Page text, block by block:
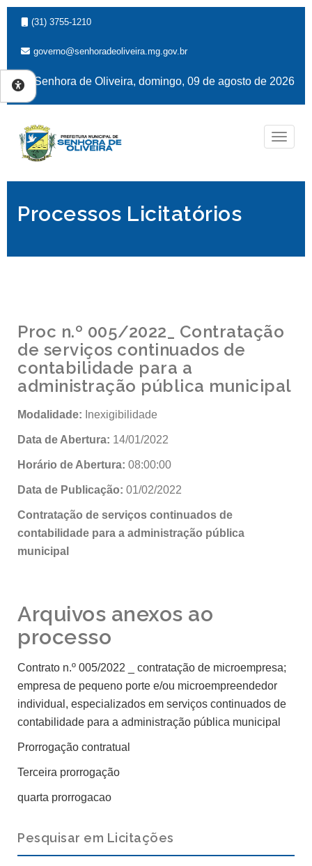
(31) 3755-1210
governo@senhoradeoliveira.mg.gov.br
Senhora de Oliveira, domingo, 09 de agosto de 2026
Processos Licitatórios
Proc n.º 005/2022_ Contratação
de serviços continuados de
contabilidade para a
administração pública municipal
Modalidade: Inexigibilidade
Data de Abertura: 14/01/2022
Horário de Abertura: 08:00:00
Data de Publicação: 01/02/2022
Contratação de serviços continuados de
contabilidade para a administração pública
municipal
Arquivos anexos ao
processo
Contrato n.º 005/2022 _ contratação de microempresa;
empresa de pequeno porte e/ou microempreendedor
individual, especializados em serviços continuados de
contabilidade para a administração pública municipal
Prorrogação contratual
Terceira prorrogação
quarta prorrogacao
Pesquisar em Licitações